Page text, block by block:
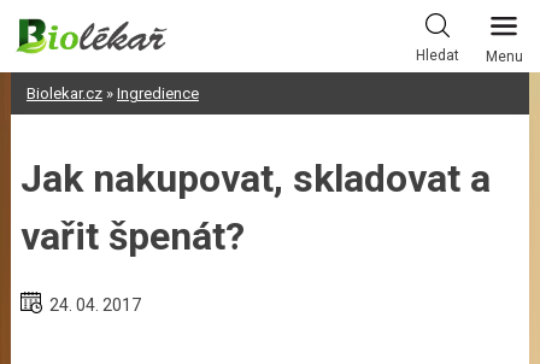
Skip
content
Hledat Menu
Biolekar.cz» Ingredience
Jak nakupovat, skladovat a
vařit špenát?
24. 04. 2017